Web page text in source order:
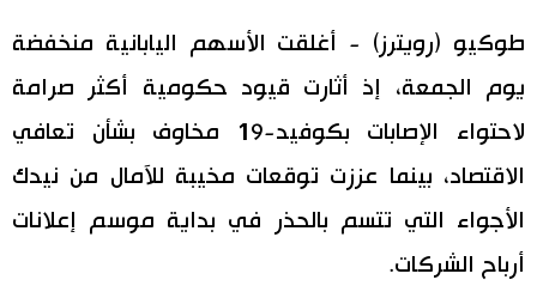
اقتصاد
ثقافة
المطبخ الياباني
طوكيو (رويترز) - أغلقت الأسهم اليابانية منخفضة
يوم الجمعة، إذ أثارت قيود حكومية أكثر صرامة
لاحتواء الإصابات بكوفيد-19 مخاوف بشأن تعافي
الاقتصاد، بينما عززت توقعات مخيبة للآمال من نيدك
الأجواء التي تتسم بالحذر في بداية موسم إعلانات
أرباح الشركات.